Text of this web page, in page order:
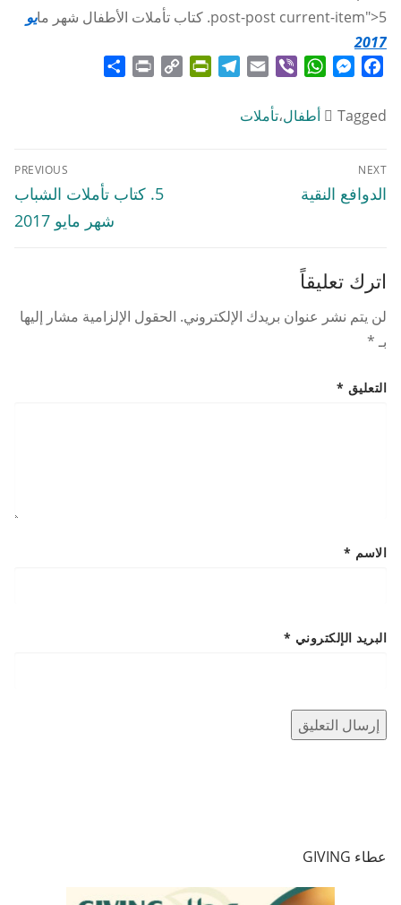
post-post current-item">5. كتاب تأملات الأطفال شهر ما
يو
2017
Facebook
Messenger
WhatsApp
Viber
Email
Telegram
PrintFriendly
Copy
Print
Tagged أطفال،تأملات
تصفّح
المقالات
PREVIOUS
Previous
5. كتاب تأملات الشباب
شهر مايو 2017
NEXT
Next
الدوافع النقية
اترك تعليقاً
لن يتم نشر عنوان بريدك الإلكتروني. الحقول الإلزامية مشار إليها
بـ*
التعليق *
الاسم *
البريد الإلكتروني *
عطاء GIVING